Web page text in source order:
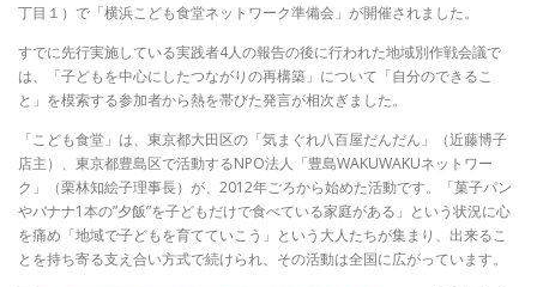
丁目１）で「横浜こども食堂ネットワーク準備会」が開催されました。
すでに先行実施している実践者4人の報告の後に行われた地域別作戦会議で
は、「子どもを中心にしたつながりの再構築」について「自分のできるこ
と」を模索する参加者から熱を帯びた発言が相次ぎました。
「こども食堂」は、東京都大田区の「気まぐれ八百屋だんだん」（近藤博子
店主）、東京都豊島区で活動するNPO法人「豊島WAKUWAKUネットワー
ク」（栗林知絵子理事長）が、2012年ごろから始めた活動です。「菓子パン
やバナナ1本の”夕飯”を子どもだけで食べている家庭がある」という状況に心
を痛め「地域で子どもを育てていこう」という大人たちが集まり、出来るこ
とを持ち寄る支え合い方式で続けられ、その活動は全国に広がっています。